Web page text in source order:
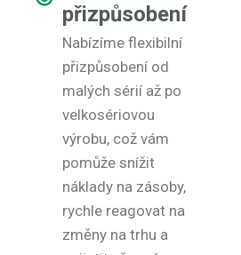
přizpůsobení
Nabízíme flexibilní
přizpůsobení od
malých sérií až po
velkosériovou
výrobu, což vám
pomůže snížit
náklady na zásoby,
rychle reagovat na
změny na trhu a